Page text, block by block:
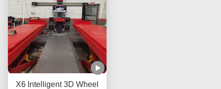
X6 Intelligent 3D Wheel